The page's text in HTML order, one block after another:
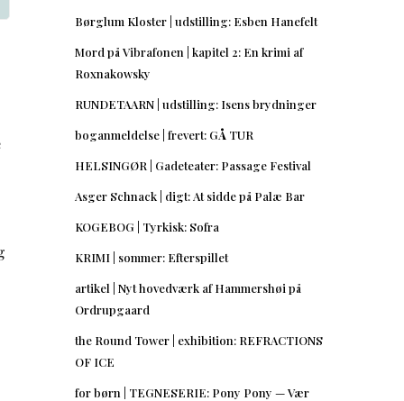
Børglum Kloster | udstilling: Esben Hanefelt
Mord på Vibrafonen | kapitel 2: En krimi af
Roxnakowsky
RUNDETAARN | udstilling: Isens brydninger
boganmeldelse | frevert: GÅ TUR
HELSINGØR | Gadeteater: Passage Festival
Asger Schnack | digt: At sidde på Palæ Bar
KOGEBOG | Tyrkisk: Sofra
KRIMI | sommer: Efterspillet
artikel | Nyt hovedværk af Hammershøi på
Ordrupgaard
the Round Tower | exhibition: REFRACTIONS
OF ICE
for børn | TEGNESERIE: Pony Pony — Vær